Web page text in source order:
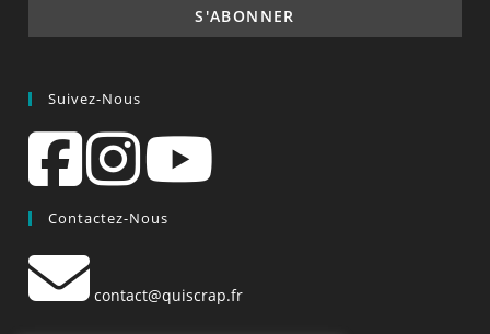
Suivez-Nous
Contactez-Nous
contact@quiscrap.fr